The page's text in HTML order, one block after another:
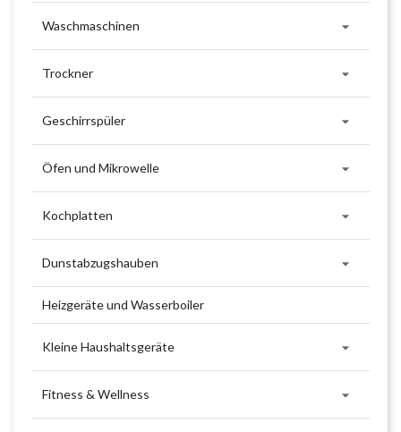
Waschmaschinen 
Trockner 
Geschirrspüler 
Öfen und Mikrowelle 
Kochplatten 
Dunstabzugshauben 
Heizgeräte und Wasserboiler
Kleine Haushaltsgeräte 
Fitness & Wellness 